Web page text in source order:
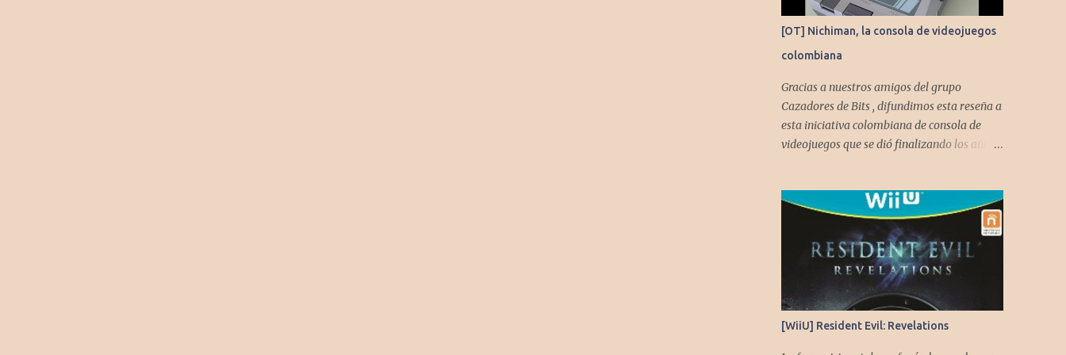
[OT] Nichiman, la consola de videojuegos
colombiana
Gracias a nuestros amigos del grupo
Cazadores de Bits , difundimos esta reseña a
esta iniciativa colombiana de consola de
videojuegos que se dió finalizando los años
[WiiU] Resident Evil: Revelations